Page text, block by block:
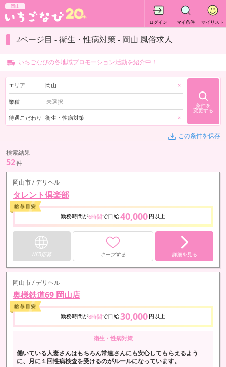
岡山
ログイン マイ条件 マイリスト
2ページ目 - 衛生・性病対策 - 岡山 風俗求人
いちごなびの各地域プロモーション活動を紹介中！
エリア 岡山 ×
業種
待遇こだわり 衛生・性病対策 ×
条件を
変更する
この条件を保存
検索結果
52件
岡山市 / デリヘル
タレント倶楽部
勤務時間が6時間で日給40,000 円以上
WEB応募 キープする 詳細を見る
岡山市 / デリヘル
奥様鉄道69 岡山店
勤務時間が8時間で日給30,000 円以上
衛生・性病対策
働いている人妻さんはもちろん常連さんにも安心してもらえるよう
に、月に１回性病検査を受けるのがルールになっています。